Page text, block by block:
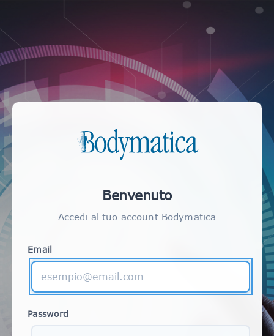
Benvenuto
Accedi al tuo account Bodymatica
Email
Password